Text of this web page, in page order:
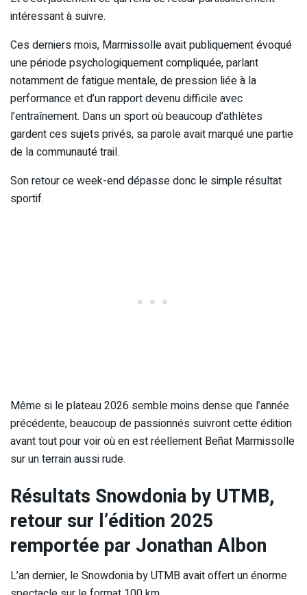
intéressant à suivre.
Ces derniers mois, Marmissolle avait publiquement évoqué
une période psychologiquement compliquée, parlant
notamment de fatigue mentale, de pression liée à la
performance et d’un rapport devenu difficile avec
l’entraînement. Dans un sport où beaucoup d’athlètes
gardent ces sujets privés, sa parole avait marqué une partie
de la communauté trail.
Son retour ce week-end dépasse donc le simple résultat
sportif.
Même si le plateau 2026 semble moins dense que l’année
précédente, beaucoup de passionnés suivront cette édition
avant tout pour voir où en est réellement Beñat Marmissolle
sur un terrain aussi rude.
Résultats Snowdonia by UTMB,
retour sur l’édition 2025
remportée par Jonathan Albon
L’an dernier, le Snowdonia by UTMB avait offert un énorme